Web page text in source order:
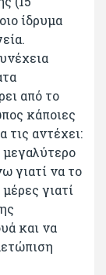
ίδρυμα
από το
κάποιες
τις αντέχει:
μεγαλύτερο
γιατί να το
γιατί
και να